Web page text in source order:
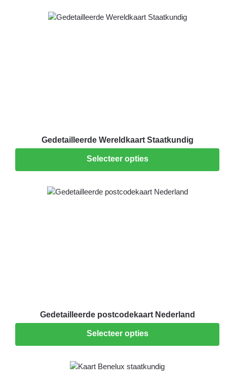
Gedetailleerde Wereldkaart Staatkundig
Selecteer opties
Gedetailleerde postcodekaart Nederland
Selecteer opties